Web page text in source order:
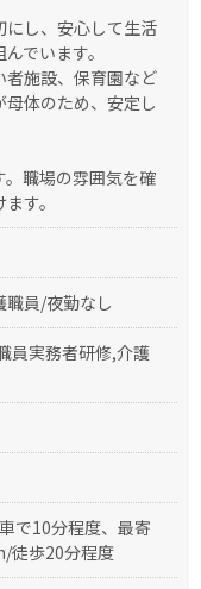
にし、安心して生活
でいます。
者施設、保育園など
体のため、安定し
職場の雰囲気を確
す。
職員/夜勤なし
員実務者研修,介護
で10分程度、最寄
徒歩20分程度